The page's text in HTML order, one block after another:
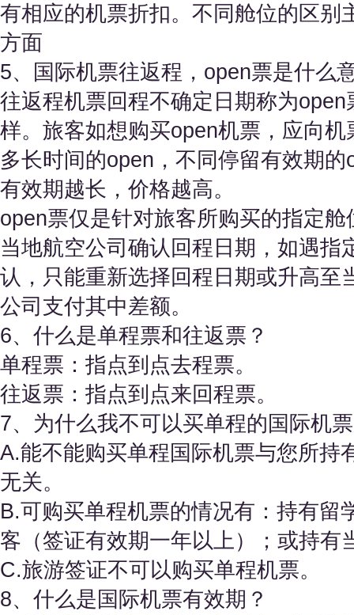
有相应的机票折扣。不同舱位的区别
方面
5、国际机票往返程，open票是什么
往返程机票回程不确定日期称为
样。旅客如想购买open机票，应向
多长时间的open，不同停留有效期
有效期越长，价格越高。
open票仅是针对旅客所购买的指定
当地航空公司确认回程日期，如遇
认，只能重新选择回程日期或升高至
公司支付其中差额。
6、什么是单程票和往返票？
单程票：指点到点去程票。
往返票：指点到点来回程票。
7、为什么我不可以买单程的国际机
A.能不能购买单程国际机票与您所持
无关。
B.可购买单程机票的情况有：持有留
客（签证有效期一年以上）；或持有
C.旅游签证不可以购买单程机票。
8、什么是国际机票有效期？